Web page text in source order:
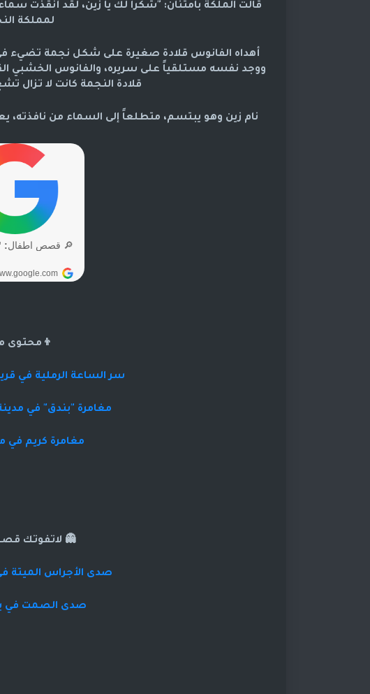
قالت الملكة بامتنان: "شكراً لك يا زين، لقد أنقذت
لمملكة
أهداه الفانوس قلادة صغيرة على شكل نجمة تضيء في
ووجد نفسه مستلقياً على سريره، والفانوس الخشبي
قلادة النجمة كانت لا تزال
نام زين وهو يبتسم، متطلعاً إلى السماء من
👦محتوى
سر الساعة الرملية في
مغامرة "بندق" في
مغامرة كريم في
👻 لاتفوتك
صدى الأجراس الميتة
صدى الصمت في